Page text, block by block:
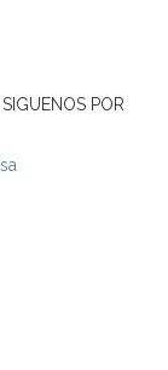
POR